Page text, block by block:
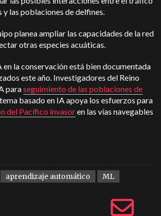
y las poblaciones de delfines.
planea ampliar las capacidades de la red
otras especies acuáticas.
en la conservación está bien documentada
este año. Investigadores del Reino
paraseguimiento de las poblaciones de
basado en IA apoya los esfuerzos para
del Pacífico invasoren las vías navegables
aprendizaje automático ML